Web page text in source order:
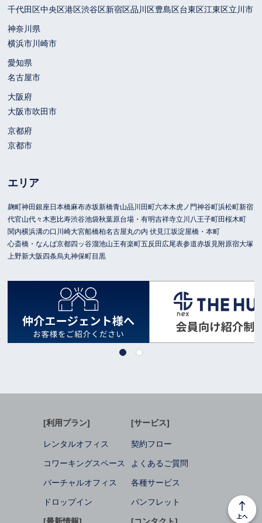
千代田区中央区港区渋谷区新宿区品川区豊島区台東区江東区立川市
神奈川県
横浜市川崎市
愛知県
名古屋市
大阪府
大阪市吹田市
京都府
京都市
エリア
麹町神田銀座日本橋麻布赤坂新橋青山品川 田町六本木虎ノ門神谷町浜松町新宿
代官山代々木恵比寿渋谷池袋秋葉原台場・有明吉祥寺立川 八王子町田桜木町
関内横浜溝の口 川崎大宮船橋柏名古屋丸の内 伏見江坂淀屋橋・本町
心斎橋・なんば京都四ッ谷溜池山王有楽町五反田 広尾表参道赤坂見附原宿大塚
上野新大阪四条烏丸神保町目黒
[利用プラン]
レンタルオフィス
コワーキングスペース
バーチャルオフィス
ドロップイン
[サービス]
契約フロー
よくあるご質問
各種サービス
パンフレット
[最新情報] [コンタクト]